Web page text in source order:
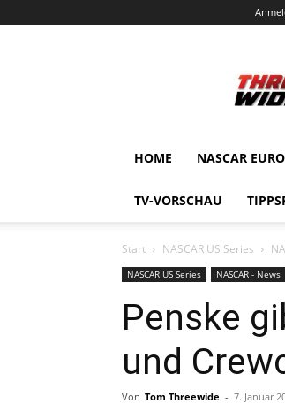
HOME NASCAR
TV-VORSCHAU
Start NASCAR US Series
NASCAR US Series NASCAR - News
Penske
und
Von Tom Threewide - 7. Januar